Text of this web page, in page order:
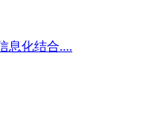
息化结合....